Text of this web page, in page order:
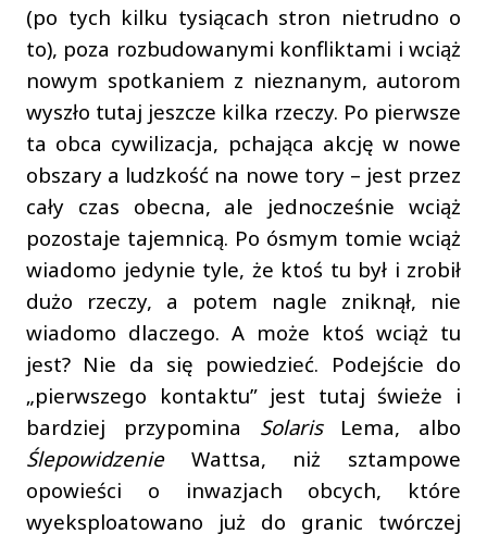
(po tych kilku tysiącach stron nietrudno o
to), poza rozbudowanymi konfliktami i wciąż
nowym spotkaniem z nieznanym, autorom
wyszło tutaj jeszcze kilka rzeczy. Po pierwsze
ta obca cywilizacja, pchająca akcję w nowe
obszary a ludzkość na nowe tory – jest przez
cały czas obecna, ale jednocześnie wciąż
pozostaje tajemnicą. Po ósmym tomie wciąż
wiadomo jedynie tyle, że ktoś tu był i zrobił
dużo rzeczy, a potem nagle zniknął, nie
wiadomo dlaczego. A może ktoś wciąż tu
jest? Nie da się powiedzieć. Podejście do
„pierwszego kontaktu” jest tutaj świeże i
bardziej przypomina SolarisLema, albo
Ślepowidzenie Wattsa, niż sztampowe
opowieści o inwazjach obcych, które
wyeksploatowano już do granic twórczej